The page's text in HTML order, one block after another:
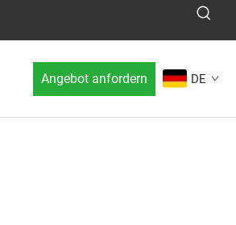
Angebot anfordern DE